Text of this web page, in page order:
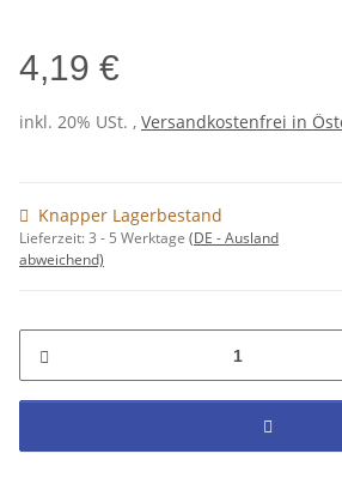
4,19 €
inkl. 20% USt. , Versandkostenfrei in
Knapper Lagerbestand
Lieferzeit:3 - 5 Werktage (DE - Ausland
abweichend)